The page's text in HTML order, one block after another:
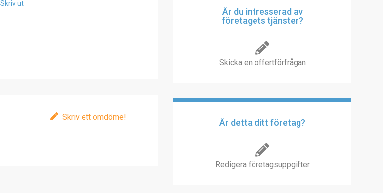
Skriv ut
Skriv ett omdöme!
Är du intresserad av
företagets tjänster?
Skicka en offertförfrågan
Är detta ditt företag?
Redigera företagsuppgifter